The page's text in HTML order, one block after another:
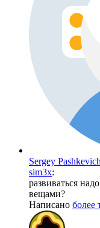
Sergey Pashkevich
sim3x:
развиваться
вещами?
Написано более